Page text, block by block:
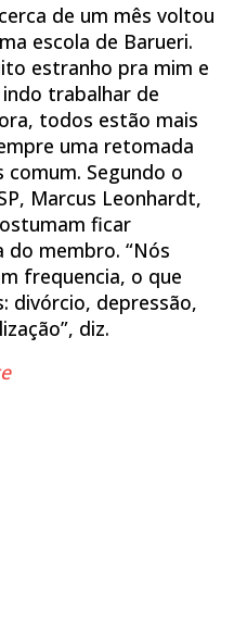
de um mês voltou
escola de Barueri.
estranho pra mim e
trabalhar de
todos estão mais
uma retomada
Segundo o
Marcus Leonhardt,
ficar
do membro. “Nós
frequencia, o que
divórcio, depressão,
diz.